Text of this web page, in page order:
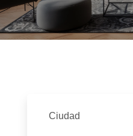
Ciudad